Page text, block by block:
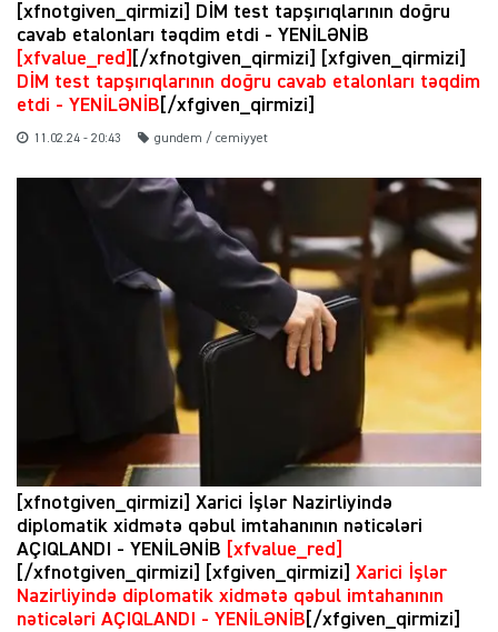
[xfnotgiven_qirmizi] DİM test tapşırıqlarının doğru
cavab etalonları təqdim etdi - YENİLƏNİB
[xfvalue_red]
[/xfnotgiven_qirmizi] [xfgiven_qirmizi]
DİM test tapşırıqlarının doğru cavab etalonları təqdim
etdi - YENİLƏNİB [/xfgiven_qirmizi]
11.02.24 - 20:43 gundem / cemiyyet
[xfnotgiven_qirmizi] Xarici İşlər Nazirliyində
diplomatik xidmətə qəbul imtahanının nəticələri
AÇIQLANDI - YENİLƏNİB
[xfvalue_red]
[/xfnotgiven_qirmizi] [xfgiven_qirmizi] Xarici İşlər
Nazirliyində diplomatik xidmətə qəbul imtahanının
nəticələri AÇIQLANDI - YENİLƏNİB [/xfgiven_qirmizi]